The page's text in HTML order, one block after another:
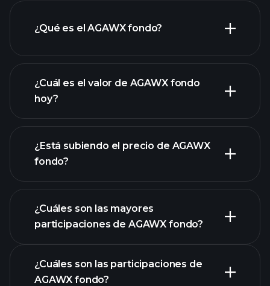
¿Qué es el AGAWX fondo?
¿Cuál es el valor de AGAWX fondo
hoy?
gráfico avanzado
¿Está subiendo el precio de AGAWX
fondo?
fondo
¿Cuáles son las mayores
participaciones de AGAWX fondo?
¿Cuáles son las participaciones de
AGAWX fondo?